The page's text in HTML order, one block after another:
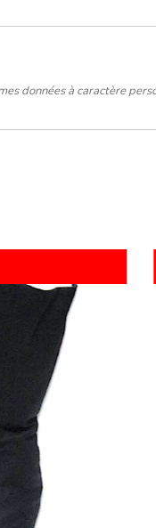
données à caractère